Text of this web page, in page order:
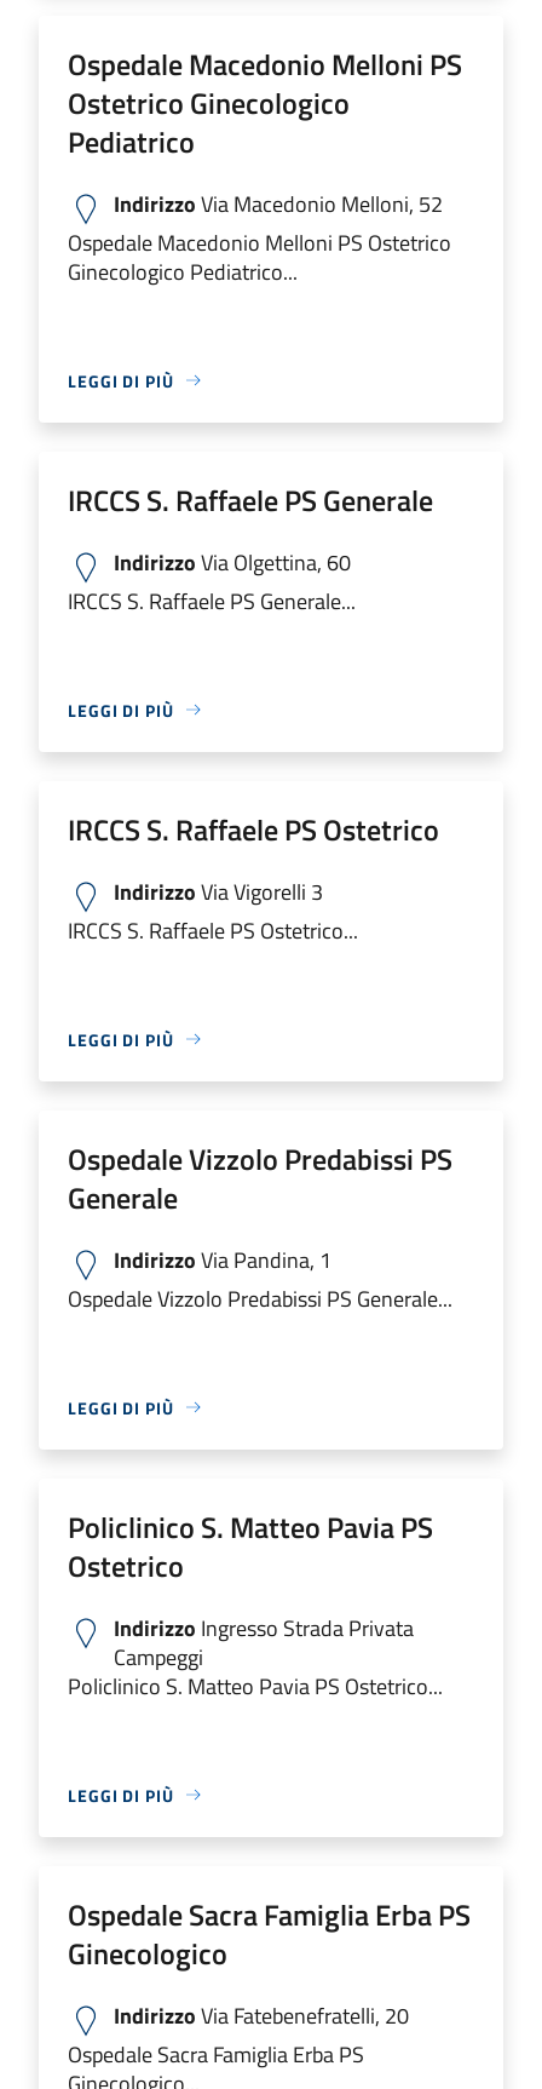
Ospedale Macedonio Melloni PS
Ostetrico Ginecologico
Pediatrico
IndirizzoVia Macedonio Melloni, 52
Ospedale Macedonio Melloni PS Ostetrico
Ginecologico Pediatrico...
LEGGI DI PIÙ
IRCCS S. Raffaele PS Generale
IndirizzoVia Olgettina, 60
IRCCS S. Raffaele PS Generale...
LEGGI DI PIÙ
IRCCS S. Raffaele PS Ostetrico
IndirizzoVia Vigorelli 3
IRCCS S. Raffaele PS Ostetrico...
LEGGI DI PIÙ
Ospedale Vizzolo Predabissi PS
Generale
IndirizzoVia Pandina, 1
Ospedale Vizzolo Predabissi PS Generale...
LEGGI DI PIÙ
Policlinico S. Matteo Pavia PS
Ostetrico
Indirizzo Ingresso Strada Privata
Campeggi
Policlinico S. Matteo Pavia PS Ostetrico...
LEGGI DI PIÙ
Ospedale Sacra Famiglia Erba PS
Ginecologico
IndirizzoVia Fatebenefratelli, 20
Ospedale Sacra Famiglia Erba PS